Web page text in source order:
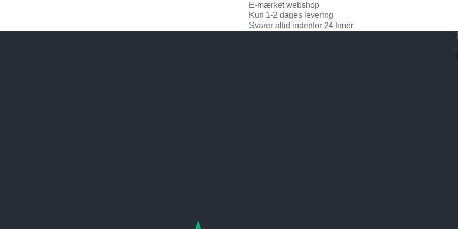
E-mærket webshop
Kun 1-2 dages levering
Svarer altid indenfor 24 timer